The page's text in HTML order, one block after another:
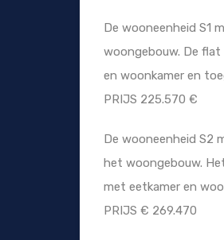
De wooneenheid S1
woongebouw. De
en woonkamer en
PRIJS 225.570 €
De wooneenheid S2
het woongebouw.
met eetkamer en
PRIJS € 269.470